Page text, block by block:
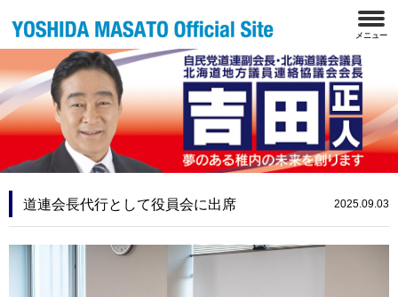
道連会長代行として役員会に出席 2025.09.03